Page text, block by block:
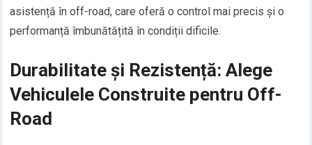
asistență în off-road, care oferă o control mai precis și o
performanță îmbunătățită în condiții dificile.
Durabilitate și Rezistență: Alege
Vehiculele Construite pentru Off-
Road